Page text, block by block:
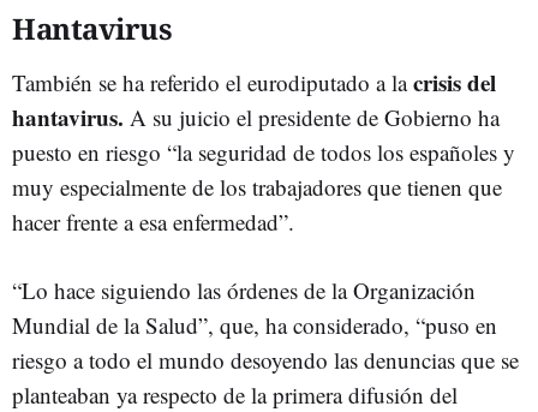
Hantavirus
También se ha referido el eurodiputado a lacrisis del
hantavirus. A su juicio el presidente de Gobierno ha
puesto en riesgo “la seguridad de todos los españoles y
muy especialmente de los trabajadores que tienen que
hacer frente a esa enfermedad”.
“Lo hace siguiendo las órdenes de la Organización
Mundial de la Salud”, que, ha considerado, “puso en
riesgo a todo el mundo desoyendo las denuncias que se
planteaban ya respecto de la primera difusión del